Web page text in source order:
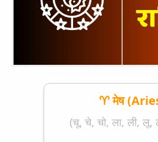
♈ मेष
(चू, चे, चो, ला, ली,